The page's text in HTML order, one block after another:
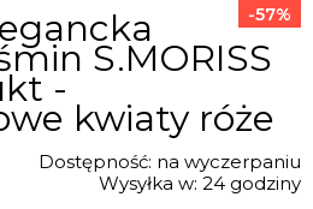
S.MORISS
-
kwiaty róże
Dostępność: na wyczerpaniu
Wysyłka w: 24 godziny
-57%